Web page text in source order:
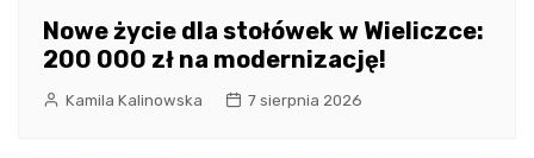
Nowe życie dla stołówek w Wieliczce:
200 000 zł na modernizację!
Kamila Kalinowska 7 sierpnia 2026